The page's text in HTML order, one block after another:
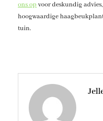
ons op voor deskundig
hoogwaardige
tuin.